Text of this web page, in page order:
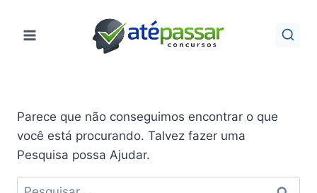
para
Parece que não conseguimos encontrar o que
você está procurando. Talvez fazer uma
Pesquisa possa Ajudar.
Pesquisar